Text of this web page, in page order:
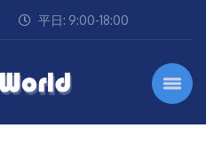
平日: 9:00-18:00